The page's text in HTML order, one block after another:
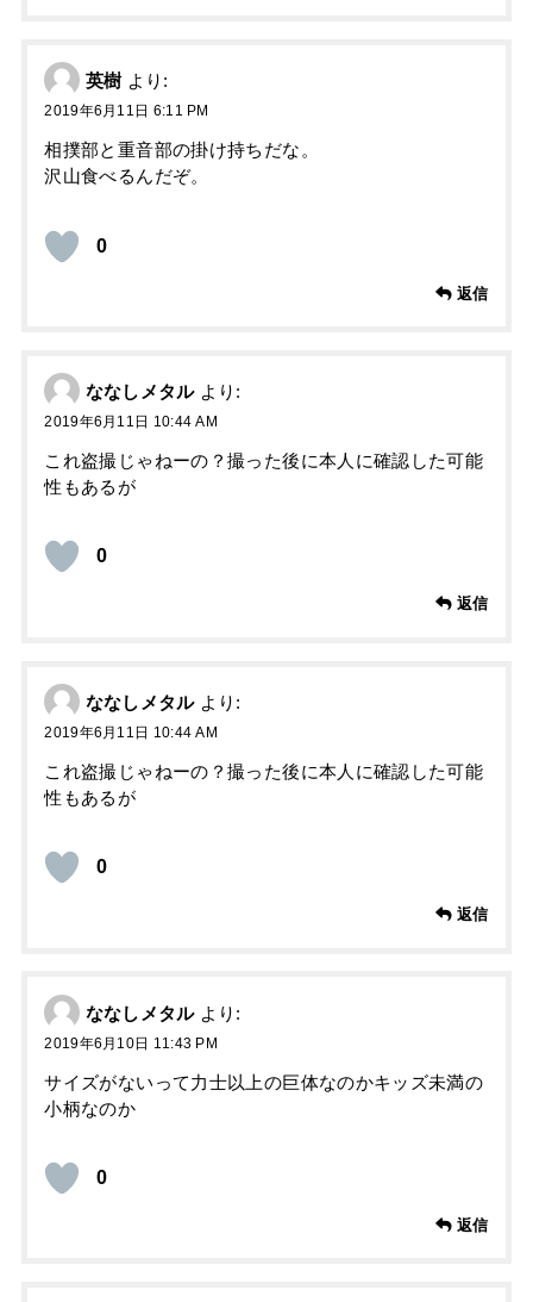
英樹 より:
2019年6月11日 6:11 PM
相撲部と重音部の掛け持ちだな。
沢山食べるんだぞ。
0
返信
ななしメタル より:
2019年6月11日 10:44 AM
これ盗撮じゃねーの？撮った後に本人に確認した可能
性もあるが
0
返信
ななしメタル より:
2019年6月11日 10:44 AM
これ盗撮じゃねーの？撮った後に本人に確認した可能
性もあるが
0
返信
ななしメタル より:
2019年6月10日 11:43 PM
サイズがないって力士以上の巨体なのかキッズ未満の
小柄なのか
0
返信